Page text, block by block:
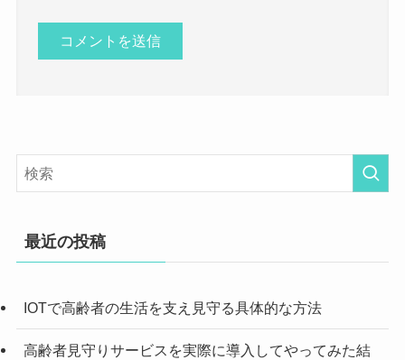
最近の投稿
IOTで高齢者の生活を支え見守る具体的な方法
高齢者見守りサービスを実際に導入してやってみた結